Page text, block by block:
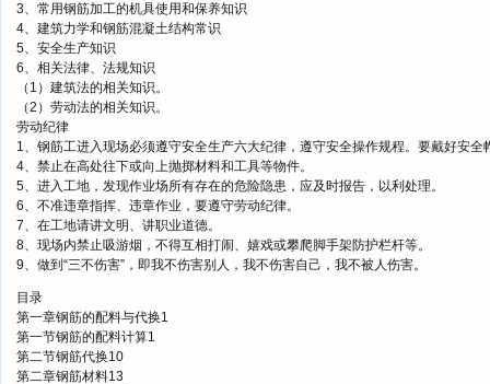
3、常用钢筋加工的机具使用和保养知识
4、建筑力学和钢筋混凝土结构常识
5、安全生产知识
6、相关法律、法规知识
（1）建筑法的相关知识。
（2）劳动法的相关知识。
劳动纪律
1、钢筋工进入现场必须遵守安全生产六大纪律，遵守安全操作规程。要戴好安
4、禁止在高处往下或向上抛掷材料和工具等物件。
5、进入工地，发现作业场所有存在的危险隐患，应及时报告，以利处理。
6、不准违章指挥、违章作业，要遵守劳动纪律。
7、在工地请讲文明、讲职业道德。
8、现场内禁止吸游烟，不得互相打闹、嬉戏或攀爬脚手架防护栏杆等。
9、做到“三不伤害”，即我不伤害别人，我不伤害自己，我不被人伤害。
目录
第一章钢筋的配料与代换1
第一节钢筋的配料计算1
第二节钢筋代换10
第二章钢筋材料13